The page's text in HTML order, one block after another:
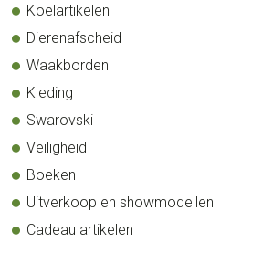
Koelartikelen
Dierenafscheid
Waakborden
Kleding
Swarovski
Veiligheid
Boeken
Uitverkoop en showmodellen
Cadeau artikelen